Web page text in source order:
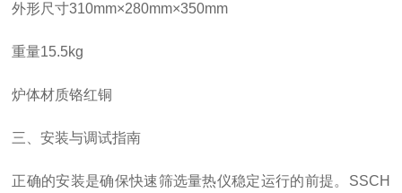
外形尺寸310mm×280mm×350mm
重量15.5kg
炉体材质铬红铜
三、安装与调试指南
正确的安装是确保快速筛选量热仪稳定运行的前提。SSCH